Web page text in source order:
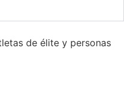
de élite y personas